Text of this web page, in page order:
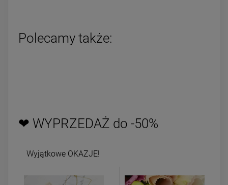
Polecamy także:
❤ WYPRZEDAŻ do -50%
Wyjątkowe OKAZJE!